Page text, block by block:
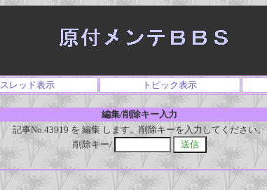
スレッド表示 トピック表示
編集/削除キー入力
記事No.43919 を 編集 します。削除キーを入力してください。
削除キー/